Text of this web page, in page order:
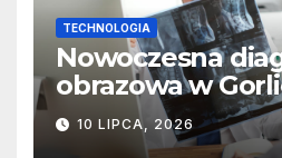
TECHNOLOGIA
Nowoczesna
obrazowa w
do szybkiej i
terapii
10 LIPCA, 2026